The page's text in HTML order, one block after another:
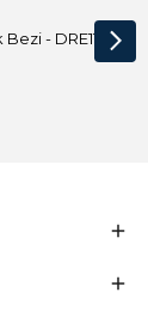
Açık Bej Duck Bezi - DRE1144 Kumaş Peçete